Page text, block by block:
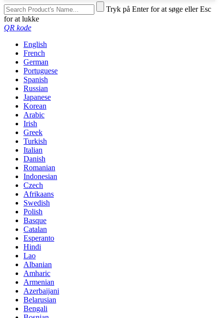
Tryk på Enter for at søge eller Esc
for at lukke
QR kode
English
French
German
Portuguese
Spanish
Russian
Japanese
Korean
Arabic
Irish
Greek
Turkish
Italian
Danish
Romanian
Indonesian
Czech
Afrikaans
Swedish
Polish
Basque
Catalan
Esperanto
Hindi
Lao
Albanian
Amharic
Armenian
Azerbaijani
Belarusian
Bengali